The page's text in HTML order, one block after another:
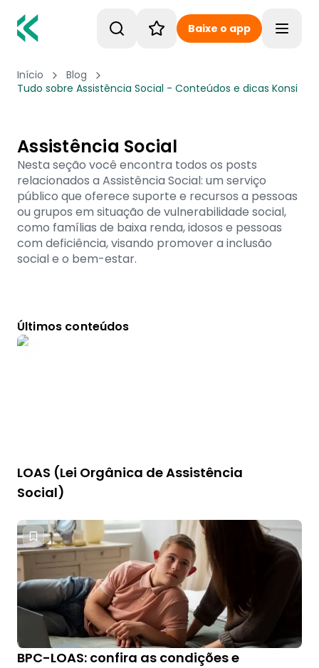
Baixe o app
Início
Blog
Tudo sobre Assistência Social - Conteúdos e dicas Konsi
Assistência Social
Nesta seção você encontra todos os posts
relacionados a Assistência Social: um serviço
público que oferece suporte e recursos a pessoas
ou grupos em situação de vulnerabilidade social,
como famílias de baixa renda, idosos e pessoas
com deficiência, visando promover a inclusão
social e o bem-estar.
Últimos conteúdos
LOAS (Lei Orgânica de Assistência
Social)
BPC-LOAS: confira as condições e